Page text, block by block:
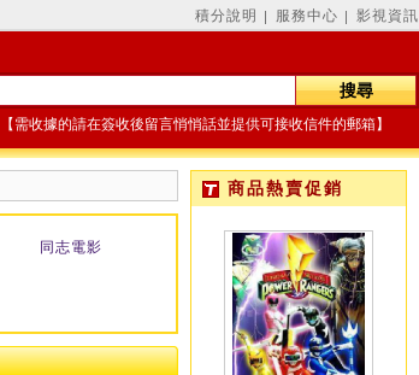
積分說明 服務中心 影視資訊
【需收據的請在簽收後留言悄悄話並提供可接收信件的郵箱】
同志電影
商品熱賣促銷